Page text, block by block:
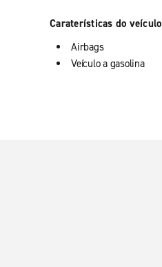
Caraterísticas do veículo
Airbags
Veículo a gasolina